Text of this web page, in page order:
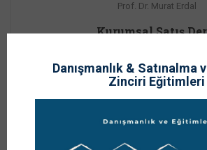
Prof. Dr. Murat Erdal
Kurumsal Satış
Danışmanlık & Satınalma
Zinciri Eğitimleri